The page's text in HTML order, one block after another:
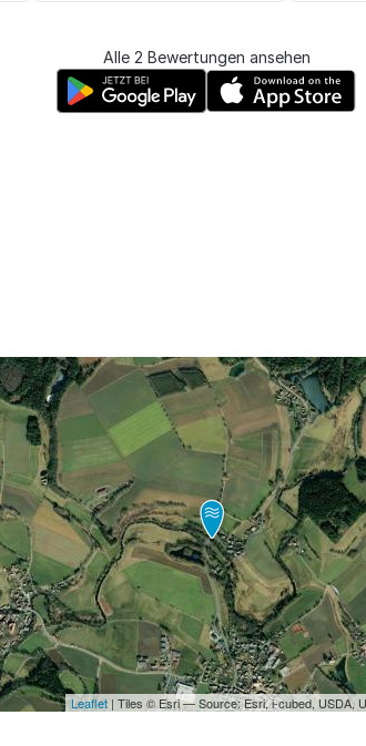
Alle 2 Bewertungen ansehen
Leaflet | Tiles © Esri — Source: Esri, i-cubed, USDA,